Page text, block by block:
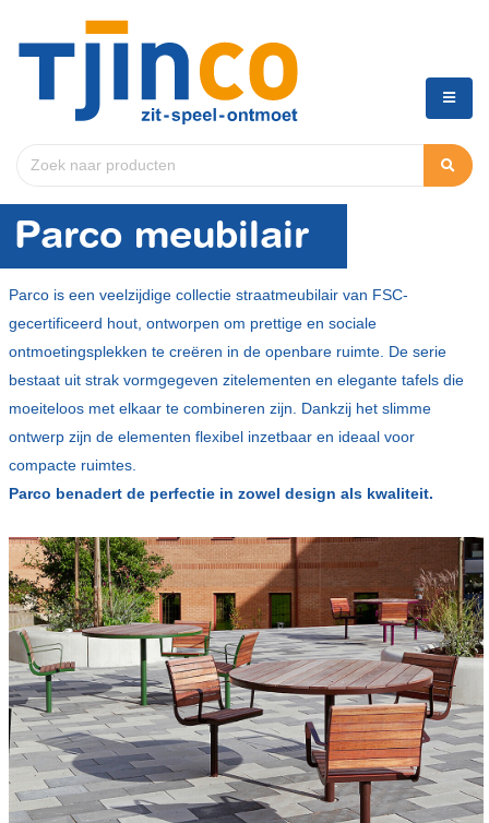
Parco meubilair
Parco is een veelzijdige collectie straatmeubilair van FSC-
gecertificeerd hout, ontworpen om prettige en sociale
ontmoetingsplekken te creëren in de openbare ruimte. De serie
bestaat uit strak vormgegeven zitelementen en elegante tafels die
moeiteloos met elkaar te combineren zijn. Dankzij het slimme
ontwerp zijn de elementen flexibel inzetbaar en ideaal voor
compacte ruimtes.
Parco benadert de perfectie in zowel design als kwaliteit.